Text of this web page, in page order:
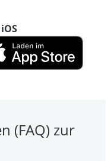
(FAQ) zur